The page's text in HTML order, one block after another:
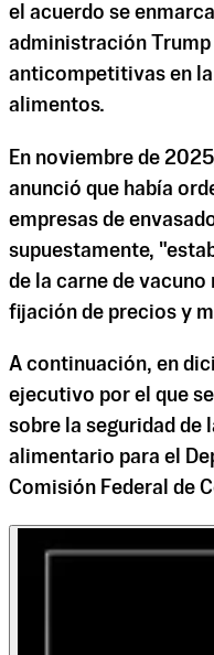
el acuerdo se
administración
anticompetitivas en
alimentos.
En noviembre de
anunció que había
empresas de
supuestamente,
de la carne de
fijación de precios y
A continuación, en
ejecutivo por el que
sobre la seguridad de
alimentario para el
Comisión Federal de